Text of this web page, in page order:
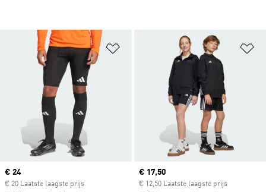
Op verlanglijst zetten
Current price
€ 24
€ 20 Laatste laagste prijs
Current price
€ 17,50
€ 12,50 Laatste laagste prijs